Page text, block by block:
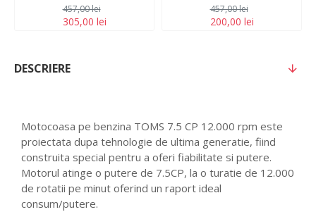
305,00 lei
457,00 lei
200,00 lei
457,00 lei
DESCRIERE
Motocoasa pe benzina TOMS 7.5 CP 12.000 rpm este
proiectata dupa tehnologie de ultima generatie, fiind
construita special pentru a oferi fiabilitate si putere.
Motorul atinge o putere de 7.5CP, la o turatie de 12.000
de rotatii pe minut oferind un raport ideal
consum/putere.